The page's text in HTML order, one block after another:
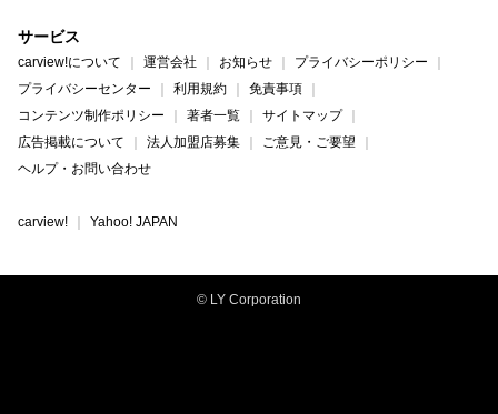
サービス
carview!について 運営会社 お知らせ
プライバシーポリシー
プライバシーセンター
利用規約
免責事項
コンテンツ制作ポリシー
著者一覧
サイトマップ
広告掲載について
法人加盟店募集
ご意見・ご要望
ヘルプ・お問い合わせ
carview! Yahoo! JAPAN
© LY Corporation